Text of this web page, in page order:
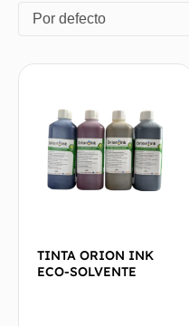
Por defecto
TINTA ORION INK
ECO-SOLVENTE